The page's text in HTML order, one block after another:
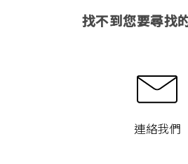
找不到您要尋找
連絡我們